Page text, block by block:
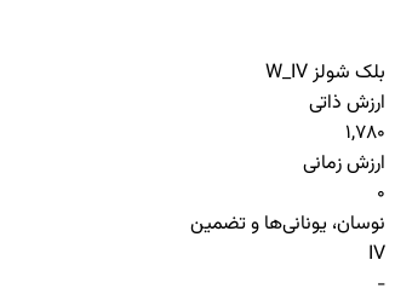
بلک شولز W_IV
ارزش ذاتی
1,780
ارزش زمانی
0
نوسان، یونانی‌ها و تضمین
IV
-